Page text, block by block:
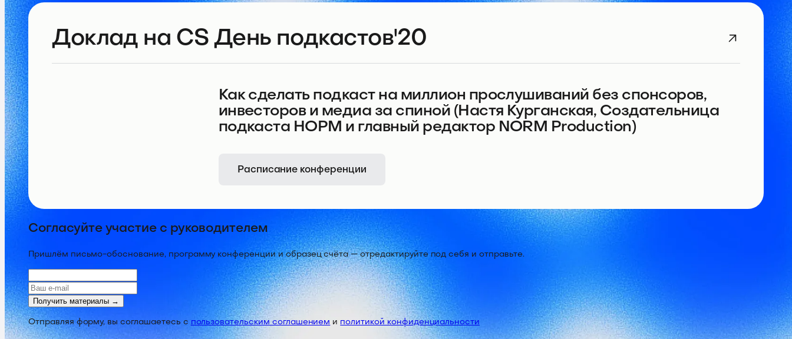
Доклад на CS День подкастов'20
Как сделать подкаст на миллион прослушиваний без спонсоров,
инвесторов и медиа за спиной (Настя Курганская, Создательница
подкаста НОРМ и главный редактор NORM Production)
Расписание конференции
Согласуйте участие с руководителем
Пришлём письмо-обоснование, программу конференции и образец счёта — отредактируйте под себя и отправьте.
Получить материалы →
Отправляя форму, вы соглашаетесь с пользовательским соглашением и политикой конфиденциальности